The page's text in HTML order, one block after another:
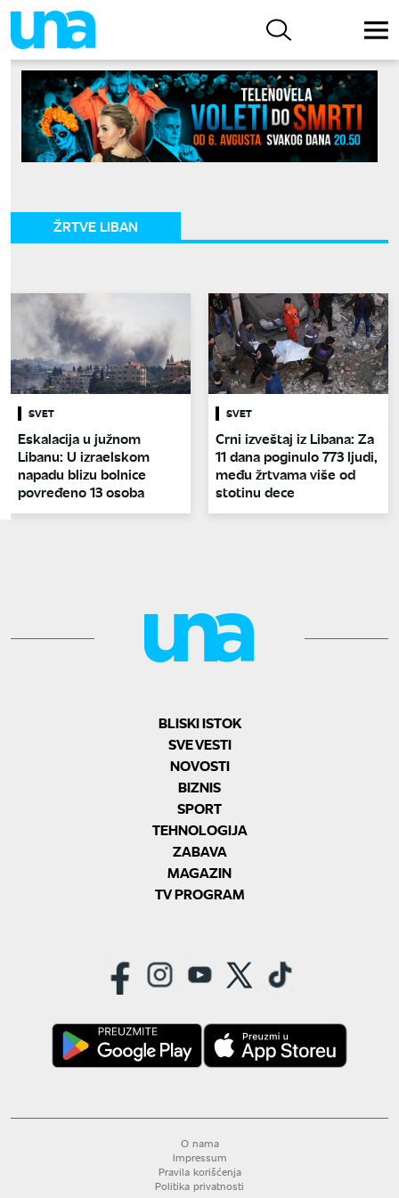
ŽRTVE LIBAN
SVET
Eskalacija u južnom
Libanu: U izraelskom
napadu blizu bolnice
povređeno 13 osoba
SVET
Crni izveštaj iz Libana: Za
11 dana poginulo 773 ljudi,
među žrtvama više od
stotinu dece
BLISKI ISTOK
SVE VESTI
NOVOSTI
BIZNIS
SPORT
TEHNOLOGIJA
ZABAVA
MAGAZIN
TV PROGRAM
O nama
Impressum
Pravila korišćenja
Politika privatnosti